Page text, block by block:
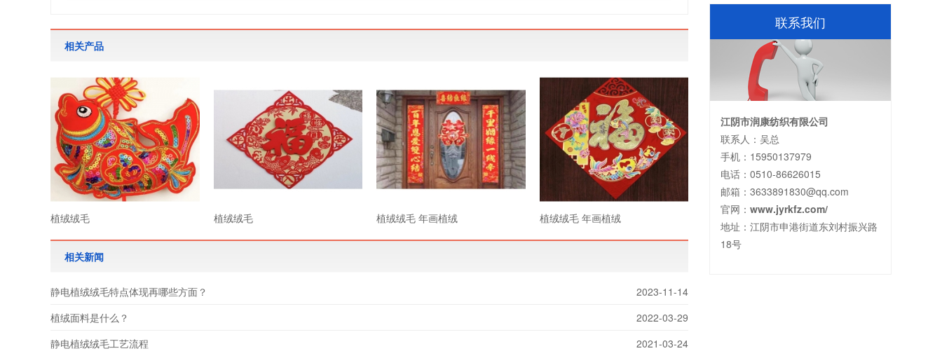
相关产品
植绒绒毛 植绒绒毛 植绒绒毛 年画植绒 植绒绒毛 年画植绒
相关新闻
静电植绒绒毛特点体现再哪些方面？
2023-11-14
植绒面料是什么？
2022-03-29
静电植绒绒毛工艺流程
2021-03-24
联系我们
江阴市润康纺织有限公司
联系人：吴总
手机：15950137979
电话：0510-86626015
邮箱：3633891830@qq.com
官网： www.jyrkfz.com/
地址：江阴市申港街道东刘村振兴路
18号